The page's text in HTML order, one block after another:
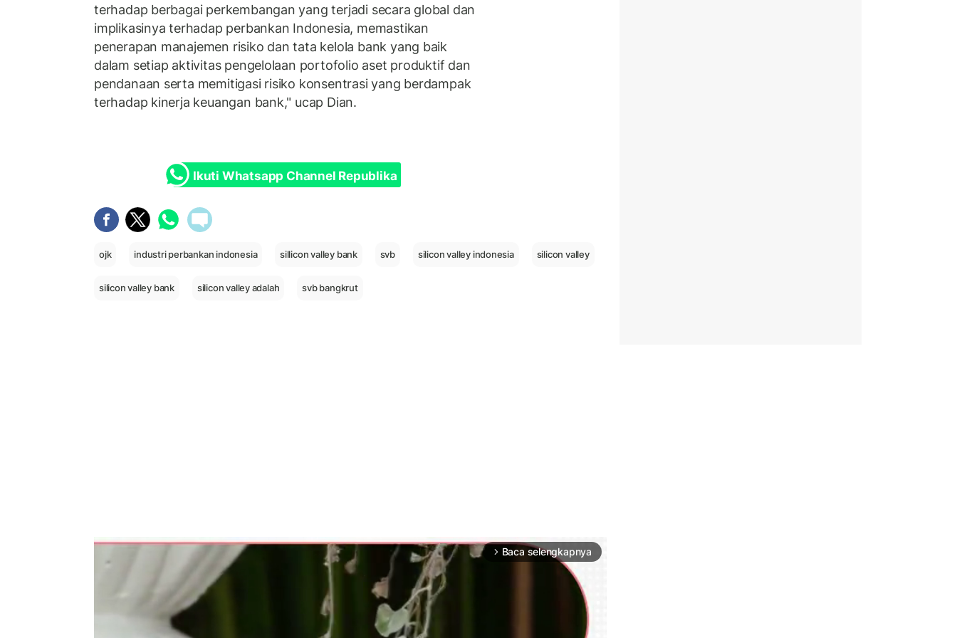
terhadap berbagai perkembangan yang terjadi secara global dan
implikasinya terhadap perbankan Indonesia, memastikan
penerapan manajemen risiko dan tata kelola bank yang baik
dalam setiap aktivitas pengelolaan portofolio aset produktif dan
pendanaan serta memitigasi risiko konsentrasi yang berdampak
terhadap kinerja keuangan bank," ucap Dian.
Ikuti Whatsapp Channel Republika
ojk industri perbankan indonesia sillicon valley bank svb silicon valley indonesia silicon valley
silicon valley bank silicon valley adalah svb bangkrut
arrow_forward_ios Baca selengkapnya